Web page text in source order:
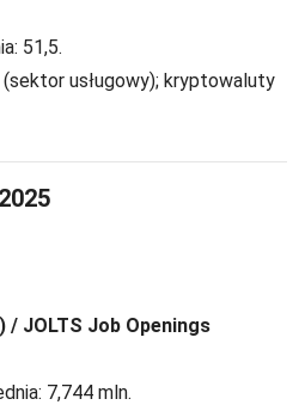
51,5.
(sektor usługowy); kryptowaluty
/ JOLTS Job Openings
7,744 mln.